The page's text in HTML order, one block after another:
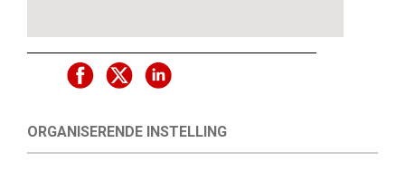
ORGANISERENDE INSTELLING